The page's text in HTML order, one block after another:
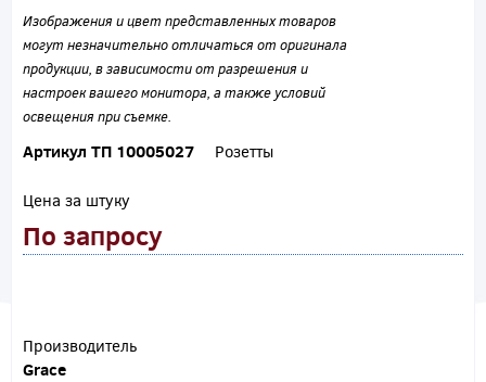
Изображения и цвет представленных товаров
могут незначительно отличаться от оригинала
продукции, в зависимости от разрешения и
настроек вашего монитора, а также условий
освещения при съемке.
Артикул ТП 10005027 Розетты
Цена за штуку
По запросу
Производитель
Grace